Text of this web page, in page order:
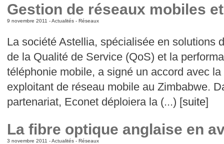
Gestion de réseaux mobiles
9 novembre 2011 -Actualités- Réseaux
La société Astellia, spécialisée en solutions
de la Qualité de Service (QoS) et la
téléphonie mobile, a signé un accord avec
exploitant de réseau mobile au Zimbabwe.
partenariat, Econet déploiera la (...) [suite]
La fibre optique anglaise en
3 novembre 2011 -Actualités- Réseaux